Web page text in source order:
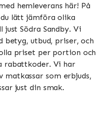
hemleverans här! På
du lätt jämföra olika
Södra Sandby. Vi
utbud, priser, och
priset per portion och
rabattkoder. Vi har
som erbjuds,
just din smak.